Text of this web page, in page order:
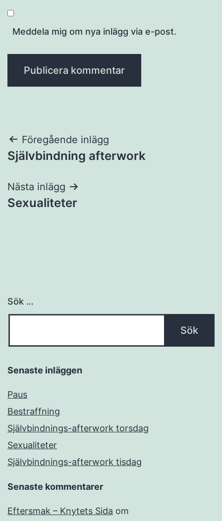
Meddela mig om nya inlägg via e-post.
Inläggsnavigering
Föregående inlägg
Självbindning afterwork
Nästa inlägg
Sexualiteter
Sök …
Senaste inläggen
Paus
Bestraffning
Självbindnings-afterwork torsdag
Sexualiteter
Självbindnings-afterwork tisdag
Senaste kommentarer
Eftersmak – Knytets Sida om